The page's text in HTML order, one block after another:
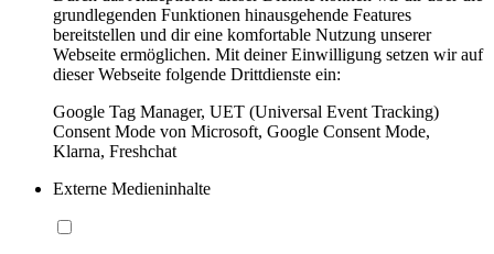
grundlegenden Funktionen hinausgehende Features
bereitstellen und dir eine komfortable Nutzung unserer
Webseite ermöglichen. Mit deiner Einwilligung setzen wir auf
dieser Webseite folgende Drittdienste ein:
Google Tag Manager, UET (Universal Event Tracking)
Consent Mode von Microsoft, Google Consent Mode,
Klarna, Freshchat
Externe Medieninhalte